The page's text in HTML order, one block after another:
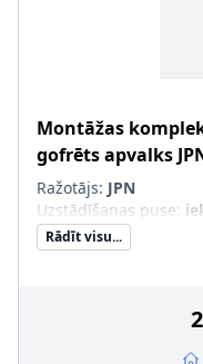
Montāžas
gofrēts apvalks
Ražotājs: JPN
Uzstādīšanas puse:
Rādīt visu...